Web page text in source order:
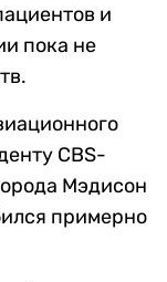
и
пока не
CBS-
Мэдисон
примерно